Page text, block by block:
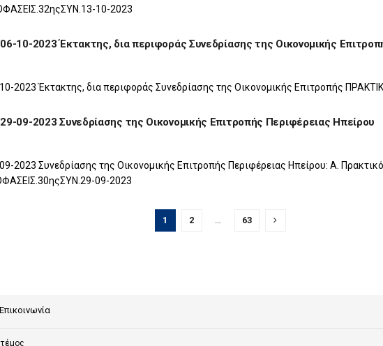
10-2023
10-2023 Έκτακτης, δια περιφοράς Συνεδρίασης της Οικονομικής
2023 Έκτακτης, δια περιφοράς Συνεδρίασης της Οικονομικής Επιτροπής
09-2023 Συνεδρίασης της Οικονομικής Επιτροπής Περιφέρειας Ηπείρου
2023 Συνεδρίασης της Οικονομικής Επιτροπής Περιφέρειας Ηπείρου: Α.
09-2023
1 2 … 63
Επικοινωνία